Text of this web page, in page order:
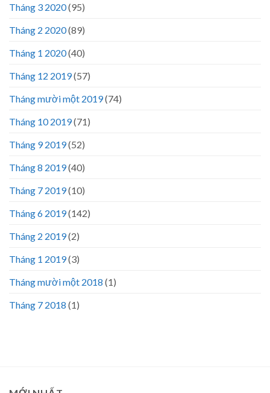
Tháng 3 2020(95)
Tháng 2 2020(89)
Tháng 1 2020(40)
Tháng 12 2019(57)
Tháng mười một 2019(74)
Tháng 10 2019(71)
Tháng 9 2019(52)
Tháng 8 2019(40)
Tháng 7 2019(10)
Tháng 6 2019(142)
Tháng 2 2019(2)
Tháng 1 2019(3)
Tháng mười một 2018 (1)
Tháng 7 2018 (1)